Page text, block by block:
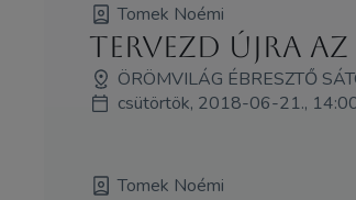
Tomek Noémi
Tervezd újra az
ÖRÖMVILÁG ÉBRESZTŐ
csütörtök, 2018-06-21.,
Tomek Noémi